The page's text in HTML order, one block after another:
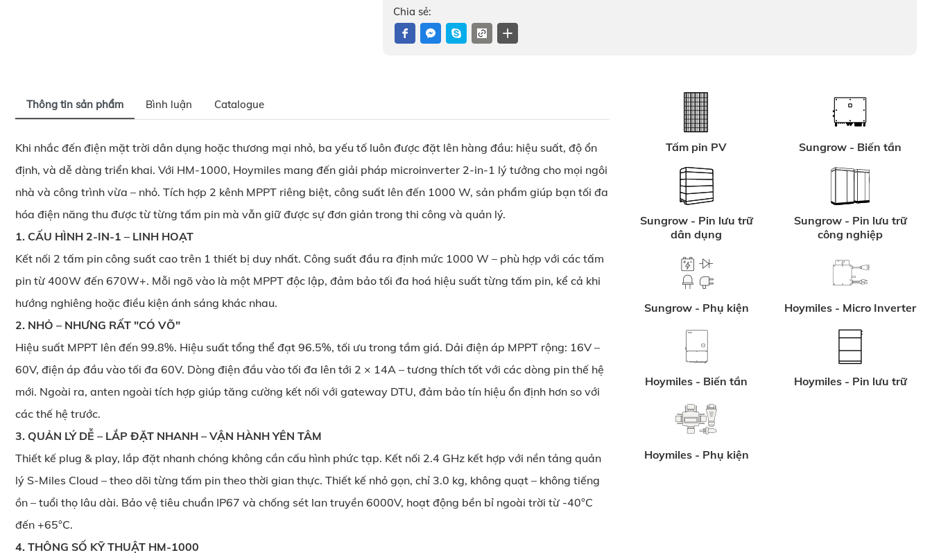
Chia sẻ:
Thông tin sản phẩm Bình luận Catalogue
Khi nhắc đến điện mặt trời dân dụng hoặc thương mại nhỏ, ba yếu tố luôn được đặt lên hàng đầu: hiệu suất, độ ổn
định, và dễ dàng triển khai. Với HM-1000, Hoymiles mang đến giải pháp microinverter 2-in-1 lý tưởng cho mọi ngôi
nhà và công trình vừa – nhỏ. Tích hợp 2 kênh MPPT riêng biệt, công suất lên đến 1000 W, sản phẩm giúp bạn tối đa
hóa điện năng thu được từ từng tấm pin mà vẫn giữ được sự đơn giản trong thi công và quản lý.
1. CẤU HÌNH 2-IN-1 – LINH HOẠT
Kết nối 2 tấm pin công suất cao trên 1 thiết bị duy nhất. Công suất đầu ra định mức 1000 W – phù hợp với các tấm
pin từ 400W đến 670W+. Mỗi ngõ vào là một MPPT độc lập, đảm bảo tối đa hoá hiệu suất từng tấm pin, kể cả khi
hướng nghiêng hoặc điều kiện ánh sáng khác nhau.
2. NHỎ – NHƯNG RẤT "CÓ VÕ"
Hiệu suất MPPT lên đến 99.8%. Hiệu suất tổng thể đạt 96.5%, tối ưu trong tầm giá. Dải điện áp MPPT rộng: 16V –
60V, điện áp đầu vào tối đa 60V. Dòng điện đầu vào tối đa lên tới 2 × 14A – tương thích tốt với các dòng pin thế hệ
mới. Ngoài ra, anten ngoài tích hợp giúp tăng cường kết nối với gateway DTU, đảm bảo tín hiệu ổn định hơn so với
các thế hệ trước.
3. QUẢN LÝ DỄ – LẮP ĐẶT NHANH – VẬN HÀNH YÊN TÂM
Thiết kế plug & play, lắp đặt nhanh chóng không cần cấu hình phức tạp. Kết nối 2.4 GHz kết hợp với nền tảng quản
lý S-Miles Cloud – theo dõi từng tấm pin theo thời gian thực. Thiết kế nhỏ gọn, chỉ 3.0 kg, không quạt – không tiếng
ồn – tuổi thọ lâu dài. Bảo vệ tiêu chuẩn IP67 và chống sét lan truyền 6000V, hoạt động bền bỉ ngoài trời từ -40°C
đến +65°C.
4. THÔNG SỐ KỸ THUẬT HM-1000
Tấm pin PV Sungrow - Biến tần
Sungrow - Pin lưu trữ
dân dụng
Sungrow - Pin lưu trữ
công nghiệp
Sungrow - Phụ kiện Hoymiles - Micro Inverter
Hoymiles - Biến tần Hoymiles - Pin lưu trữ
Hoymiles - Phụ kiện